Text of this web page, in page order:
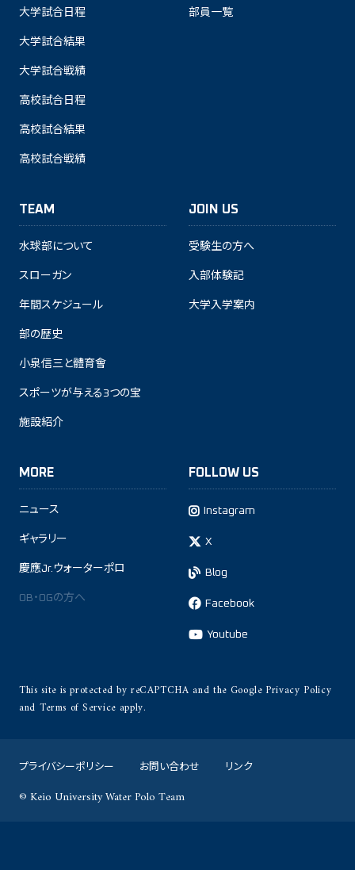
大学試合日程
大学試合結果
大学試合戦績
高校試合日程
高校試合結果
高校試合戦績
部員一覧
TEAM
水球部について
スローガン
年間スケジュール
部の歴史
小泉信三と體育會
スポーツが与える3つの宝
施設紹介
JOIN US
受験生の方へ
入部体験記
大学入学案内
MORE
ニュース
ギャラリー
慶應Jr.ウォーターポロ
OB・OGの方へ
FOLLOW US
Instagram
X
Blog
Facebook
Youtube
This site is protected by reCAPTCHA and the Google Privacy Policy
and Terms of Service apply.
プライバシーポリシー お問い合わせ リンク
© Keio University Water Polo Team